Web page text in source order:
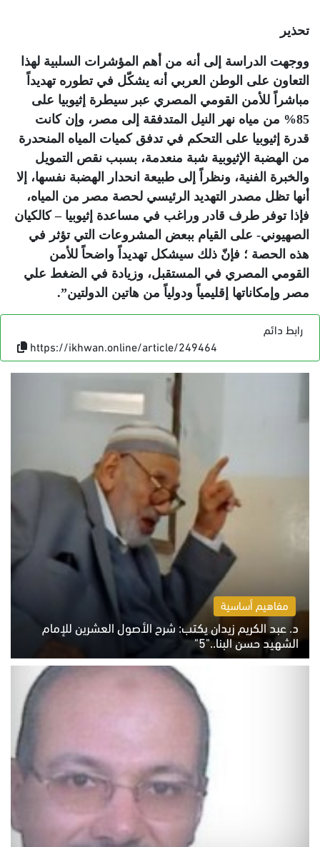
تحذير
ووجهت الدراسة إلى أنه من أهم المؤشرات السلبية لهذا
التعاون على الوطن العربي أنه يشكّل في تطوره تهديداً
مباشراً للأمن القومي المصري عبر سيطرة إثيوبيا على
85% من مياه نهر النيل المتدفقة إلى مصر، وإن كانت
قدرة إثيوبيا على التحكم في تدفق كميات المياه المنحدرة
من الهضبة الإثيوبية شبة منعدمة، بسبب نقص التمويل
والخبرة الفنية، ونظراً إلى طبيعة انحدار الهضبة نفسها، إلا
أنها تظل مصدر التهديد الرئيسي لحصة مصر من المياه،
فإذا توفر طرف قادر وراغب في مساعدة إثيوبيا – كالكيان
الصهيوني- على القيام ببعض المشروعات التي تؤثر في
هذه الحصة ؛ فإنّ ذلك سيشكل تهديداً واضحاً للأمن
القومي المصري في المستقبل، وزيادة في الضغط علي
مصر وإمكاناتها إقليمياً ودولياً من هاتين الدولتين”.
رابط دائم
https://ikhwan.online/article/249464
مفاهيم أساسية
د. عبد الكريم زيدان يكتب: شرح الأصول العشرين للإمام
الشهيد حسن البنا.."5"
السبت 8 أغسطس 2026 10:46 ص